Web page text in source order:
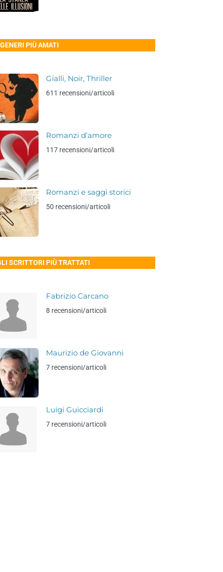
PIÙ AMATI
Gialli, Noir, Thriller
611 recensioni/articoli
Romanzi d’amore
117 recensioni/articoli
Romanzi e saggi storici
50 recensioni/articoli
SCRITTORI PIÙ TRATTATI
Fabrizio Carcano
8 recensioni/articoli
Maurizio de Giovanni
7 recensioni/articoli
Luigi Guicciardi
7 recensioni/articoli